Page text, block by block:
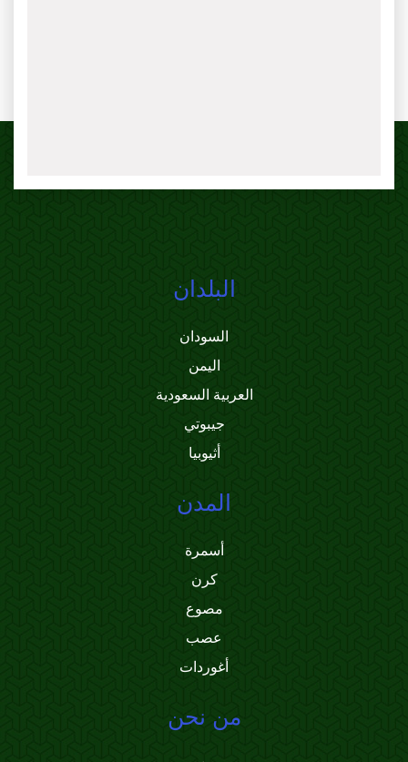
البلدان
السودان
اليمن
العربية السعودية
جيبوتي
أثيوبيا
المدن
أسمرة
كرن
مصوع
عصب
أغوردات
من نحن